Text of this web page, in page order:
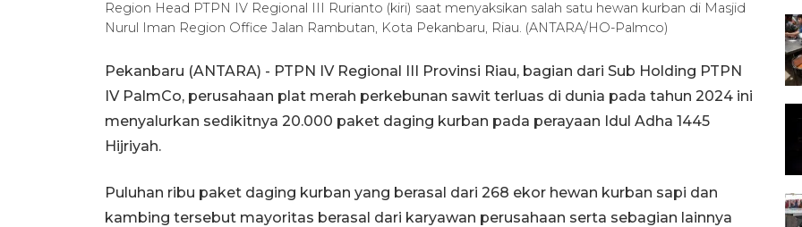
Region Head PTPN IV Regional III Rurianto (kiri) saat menyaksikan salah satu hewan kurban di Masjid
Nurul Iman Region Office Jalan Rambutan, Kota Pekanbaru, Riau. (ANTARA/HO-Palmco)
Pekanbaru (ANTARA) - PTPN IV Regional III Provinsi Riau, bagian dari Sub Holding PTPN
IV PalmCo, perusahaan plat merah perkebunan sawit terluas di dunia pada tahun 2024 ini
menyalurkan sedikitnya 20.000 paket daging kurban pada perayaan Idul Adha 1445
Hijriyah.
Puluhan ribu paket daging kurban yang berasal dari 268 ekor hewan kurban sapi dan
kambing tersebut mayoritas berasal dari karyawan perusahaan serta sebagian lainnya